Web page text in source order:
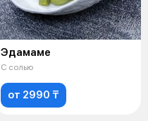
Эдамаме
С солью
от 2990 ₸